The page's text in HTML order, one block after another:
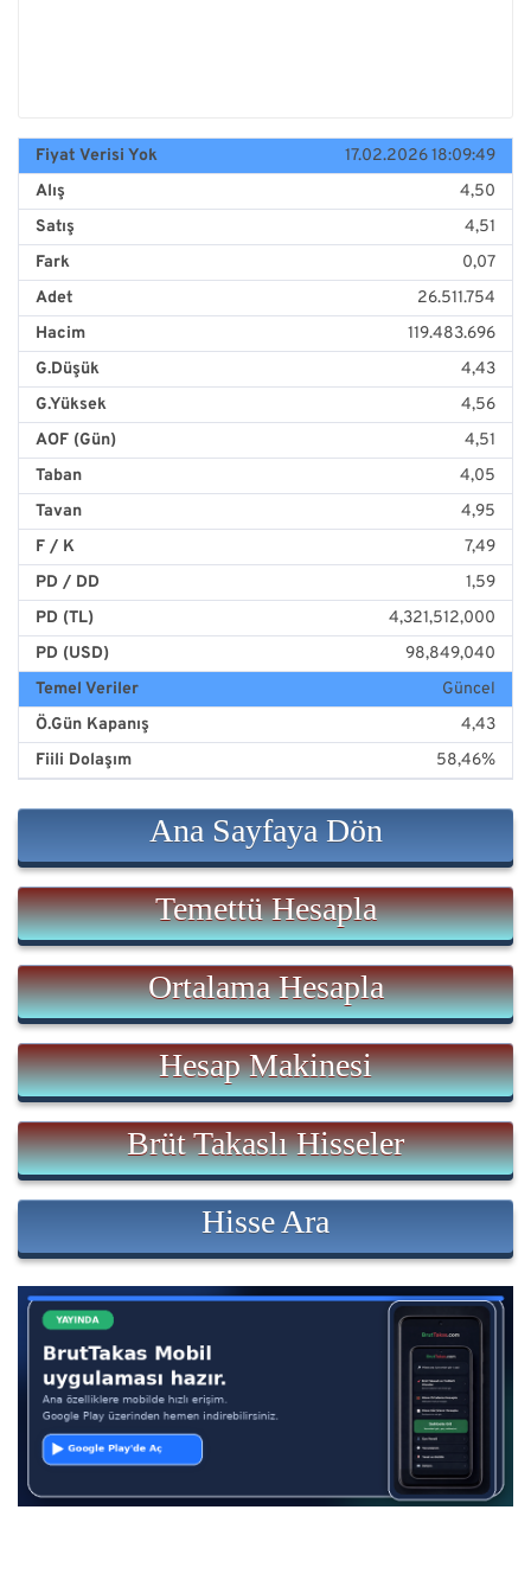
Fiyat Verisi Yok
17.02.2026 18:09:49
Alış
4,50
Satış
4,51
Fark
0,07
Adet
26.511.754
Hacim
119.483.696
G.Düşük
4,43
G.Yüksek
4,56
AOF (Gün)
4,51
Taban
4,05
Tavan
4,95
F / K
7,49
PD / DD
1,59
PD (TL)
4,321,512,000
PD (USD)
98,849,040
Temel Veriler
Güncel
Ö.Gün Kapanış
4,43
Fiili Dolaşım
58,46%
Ana Sayfaya Dön
Temettü Hesapla
Ortalama Hesapla
Hesap Makinesi
Brüt Takaslı Hisseler
Hisse Ara